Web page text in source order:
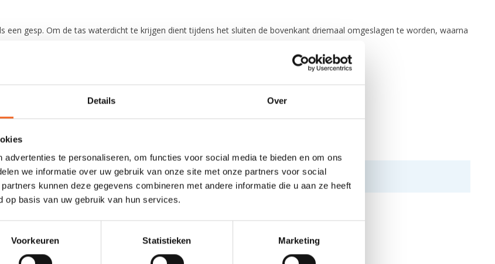
Details Over
advertenties te personaliseren, om functies voor social media te bieden en om ons
we informatie over uw gebruik van onze site met onze partners voor social
kunnen deze gegevens combineren met andere informatie die u aan ze heeft
op basis van uw gebruik van hun services.
Voorkeuren Statistieken Marketing
een gesp. Om de tas waterdicht te krijgen dient tijdens het sluiten de bovenkant driemaal omgeslagen te worden, waarna
Verkrijgbaar in de kleuren blauw en rood.
JE BEOORDELING TOEVOEGEN